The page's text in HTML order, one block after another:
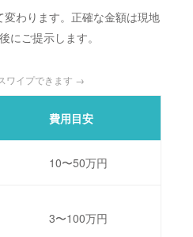
わります。正確な金額は現地
にご提示します。
ワイプできます →
費用目安
10〜50万円
3〜100万円